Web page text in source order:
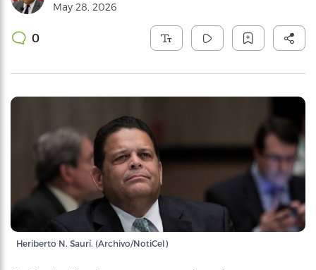
May 28, 2026
0
Heriberto N. Saurí. (Archivo/NotiCel)